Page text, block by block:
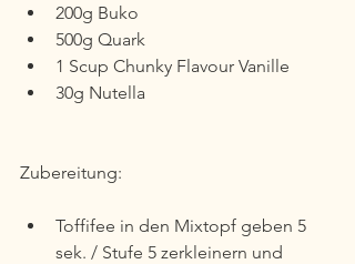
200g Buko
500g Quark
1 Scup Chunky Flavour Vanille
30g Nutella
Zubereitung:
Toffifee in den Mixtopf geben 5
sek. / Stufe 5 zerkleinern und